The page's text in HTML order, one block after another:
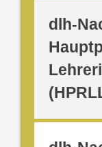
dlh-